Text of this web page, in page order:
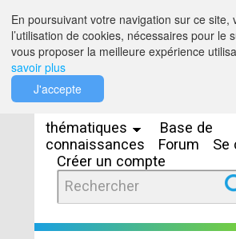
thématiques
Base de
connaissances
Forum
Se
Créer un compte
En poursuivant votre navigation sur ce site,
l’utilisation de cookies, nécessaires pour le
vous proposer la meilleure expérience
savoir plus
J'accepte